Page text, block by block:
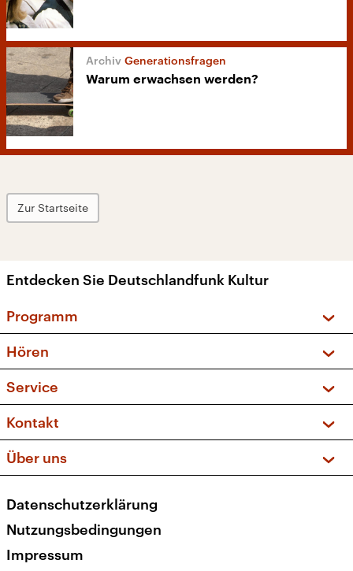
Generationsfragen
Warum erwachsen werden?
Zur Startseite
Entdecken Sie Deutschlandfunk Kultur
Programm
Sendungen und Podcasts
Musikliste
Kakadu – Das Kinderprogramm
Hören
Frequenzen (UKW + DAB+)
Service
FAQ
Apps
Newsletter
Veranstaltungen
Kontakt
Social Media
Über uns
Presse
Karriere
Transparenz
Datenschutzerklärung
Nutzungsbedingungen
Impressum